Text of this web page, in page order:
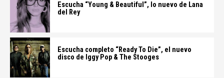
Escucha “Young & Beautiful”, lo nuevo de Lana
del Rey
Escucha completo “Ready To Die”, el nuevo
disco de Iggy Pop & The Stooges